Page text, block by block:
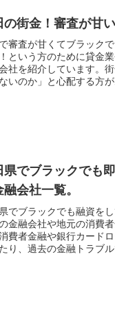
の街金！審査が甘
審査が甘くてブラック
という方のために貸金
社を紹介しています。
いのか」と心配する方
者でも融資対象になるの
県でブラックでも
融会社一覧。
でブラックでも融資を
金融会社や地元の消費
費者金融や銀行カード
り、過去の金融トラブ